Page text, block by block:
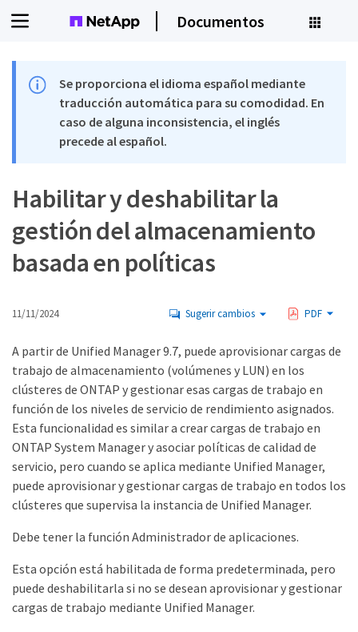
Documentos
Se proporciona el idioma español mediante
traducción automática para su comodidad. En
caso de alguna inconsistencia, el inglés
precede al español.
Habilitar y deshabilitar la
gestión del almacenamiento
basada en políticas
11/11/2024 Sugerir cambios PDF
A partir de Unified Manager 9.7, puede aprovisionar cargas de
trabajo de almacenamiento (volúmenes y LUN) en los
clústeres de ONTAP y gestionar esas cargas de trabajo en
función de los niveles de servicio de rendimiento asignados.
Esta funcionalidad es similar a crear cargas de trabajo en
ONTAP System Manager y asociar políticas de calidad de
servicio, pero cuando se aplica mediante Unified Manager,
puede aprovisionar y gestionar cargas de trabajo en todos los
clústeres que supervisa la instancia de Unified Manager.
Debe tener la función Administrador de aplicaciones.
Esta opción está habilitada de forma predeterminada, pero
puede deshabilitarla si no se desean aprovisionar y gestionar
cargas de trabajo mediante Unified Manager.